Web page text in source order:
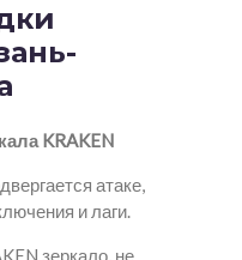
KRAKEN
атаке,
и лаги.
зеркало, не